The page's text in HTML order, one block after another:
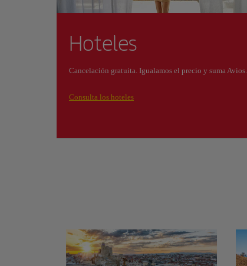
Hoteles
Cancelación gratuita. Igualamos el precio y suma Avios.
Consulta los hoteles